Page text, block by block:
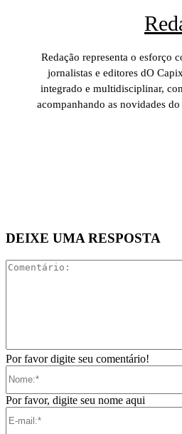
Redação representa o esforço
jornalistas e editores dO
integrado e multidisciplinar,
acompanhando as novidades
DEIXE UMA RESPOSTA
Por favor digite seu comentário!
Por favor, digite seu nome aqui